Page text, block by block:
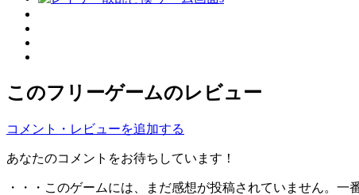
このフリーゲームのレビュー
コメント・レビューを追加する
あなたのコメントをお待ちしています！
・・・このゲームには、まだ感想が投稿されていません。一